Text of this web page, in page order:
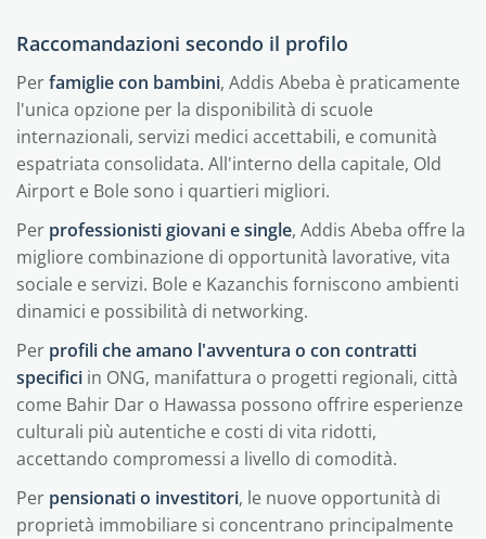
Raccomandazioni secondo il profilo
Perfamiglie con bambini, Addis Abeba è praticamente
l'unica opzione per la disponibilità di scuole
internazionali, servizi medici accettabili, e comunità
espatriata consolidata. All'interno della capitale, Old
Airport e Bole sono i quartieri migliori.
Per professionisti giovani e single, Addis Abeba offre la
migliore combinazione di opportunità lavorative, vita
sociale e servizi. Bole e Kazanchis forniscono ambienti
dinamici e possibilità di networking.
Per profili che amano l'avventura o con contratti
specifici in ONG, manifattura o progetti regionali, città
come Bahir Dar o Hawassa possono offrire esperienze
culturali più autentiche e costi di vita ridotti,
accettando compromessi a livello di comodità.
Per pensionati o investitori, le nuove opportunità di
proprietà immobiliare si concentrano principalmente